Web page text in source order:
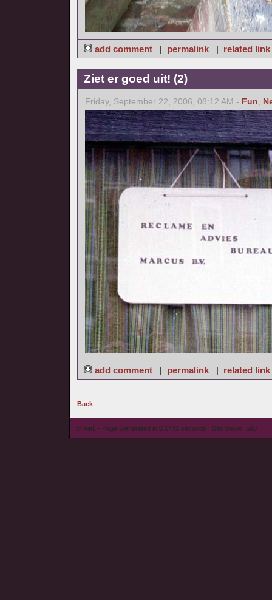
add comment | permalink | related link
Ziet er goed uit! (2)
Friday, September 22, 2006, 08:12 AM - Fun,
add comment | permalink | related link
Back
© wieL - Page Generated in 0.1441 seconds | Site Views: 590